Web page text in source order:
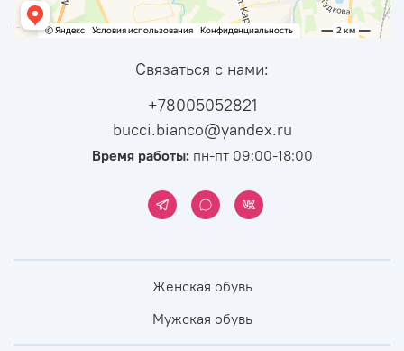
Связаться с нами:
+78005052821
bucci.bianco@yandex.ru
Время работы:пн-пт 09:00-18:00
Женская обувь
Мужская обувь